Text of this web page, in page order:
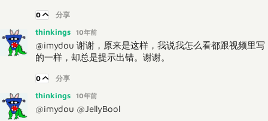
0 分享
thinkings 10年前
@imydou 谢谢，原来是这样，我说我怎么看都跟视频里写
的一样，却总是提示出错。谢谢。
0 分享
thinkings 10年前
@imydou @JellyBool